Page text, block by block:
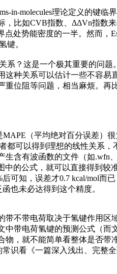
in-molecules理论定义的键
比如CVB指数、ΔΔVn指数
点处势能密度的一半。然而
键。
系？这是一个极其重要的问
种关系可以估计一些不容
位阻等问题，相当麻烦。
（平均绝对百分误差）
可以得到理想的线性关系
含有波函数的文件（如.wfn
的公式，就可以直接得到
可知，误差才0.7 kcal/mol而
也未必达得到这个精度。
不带电荷取决于氢键作用
带电荷氢键的预测公式（而
，就不能简单看整体是否
识看《一篇深入浅出、完整